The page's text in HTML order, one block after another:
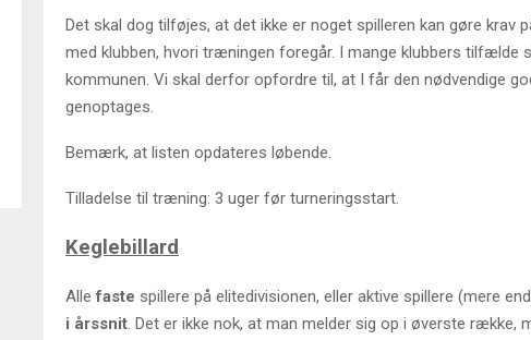
Det skal dog tilføjes, at det ikke er noget spilleren kan gøre krav
med klubben, hvori træningen foregår. I mange klubbers tilfælde
kommunen. Vi skal derfor opfordre til, at I får den nødvendige
genoptages.
Bemærk, at listen opdateres løbende.
Tilladelse til træning: 3 uger før turneringsstart.
Keglebillard
Allefaste spillere på elitedivisionen, eller aktive spillere (mere
i årssnit. Det er ikke nok, at man melder sig op i øverste række,